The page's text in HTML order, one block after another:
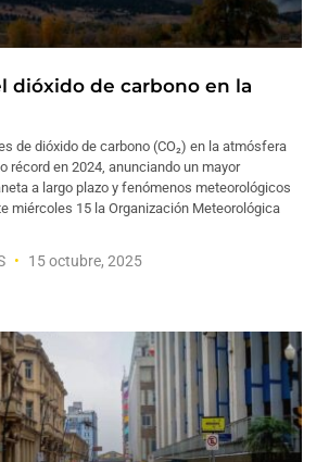
dióxido de carbono en la
de dióxido de carbono (CO₂) en la atmósfera
récord en 2024, anunciando un mayor
a largo plazo y fenómenos meteorológicos
miércoles 15 la Organización Meteorológica
15 octubre, 2025